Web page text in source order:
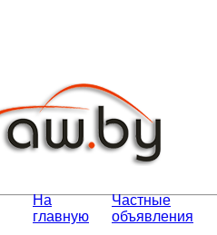
На
главную
Частные
объявления